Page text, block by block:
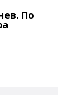
По